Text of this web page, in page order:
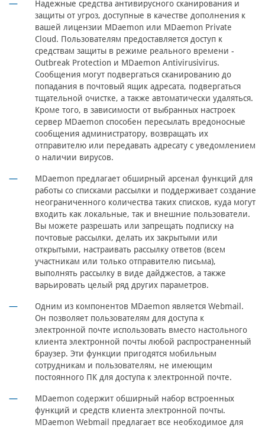
Надежные средства антивирусного сканирования и
защиты от угроз, доступные в качестве дополнения к
вашей лицензии MDaemon или MDaemon Private
Cloud. Пользователям предоставляется доступ к
средствам защиты в режиме реального времени -
Outbreak Protection и MDaemon Antivirusivirus.
Сообщения могут подвергаться сканированию до
попадания в почтовый ящик адресата, подвергаться
тщательной очистке, а также автоматически удаляться.
Кроме того, в зависимости от выбранных настроек
сервер MDaemon способен пересылать вредоносные
сообщения администратору, возвращать их
отправителю или передавать адресату с уведомлением
о наличии вирусов.
MDaemon предлагает обширный арсенал функций для
работы со списками рассылки и поддерживает создание
неограниченного количества таких списков, куда могут
входить как локальные, так и внешние пользователи.
Вы можете разрешать или запрещать подписку на
почтовые рассылки, делать их закрытыми или
открытыми, настраивать рассылку ответов (всем
участникам или только отправителю письма),
выполнять рассылку в виде дайджестов, а также
варьировать целый ряд других параметров.
Одним из компонентов MDaemon является Webmail.
Он позволяет пользователям для доступа к
электронной почте использовать вместо настольного
клиента электронной почты любой распространенный
браузер. Эти функции пригодятся мобильным
сотрудникам и пользователям, не имеющим
постоянного ПК для доступа к электронной почте.
MDaemon содержит обширный набор встроенных
функций и средств клиента электронной почты.
MDaemon Webmail предлагает все необходимое для